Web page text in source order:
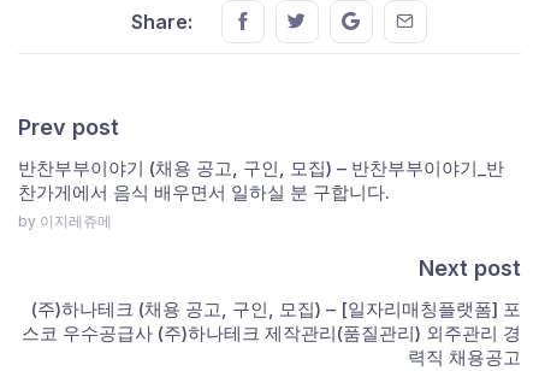
Share: Share this on FaceBook
Share this on Twitter
Share this on GMail
Share this on
Prev post
반찬부부이야기 (채용 공고, 구인, 모집) – 반찬부부이야기_반
찬가게에서 음식 배우면서 일하실 분 구합니다.
by 이지레쥬메
Next post
(주)하나테크 (채용 공고, 구인, 모집) – [일자리매칭플랫폼] 포
스코 우수공급사 (주)하나테크 제작관리(품질관리) 외주관리 경
력직 채용공고